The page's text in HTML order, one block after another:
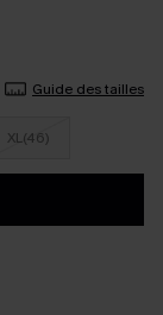
Guide des tailles
XL(46)